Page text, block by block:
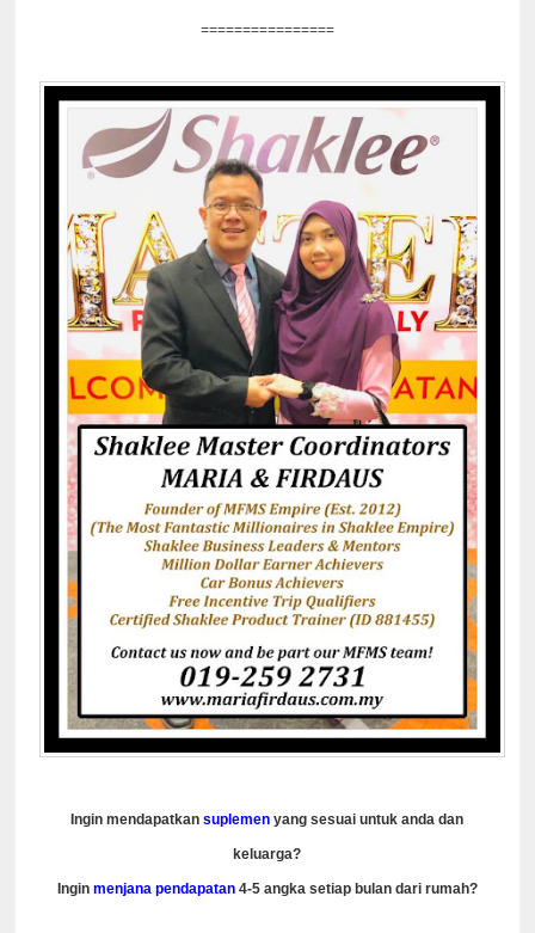
================
Ingin mendapatkan suplemen yang sesuai untuk anda dan
keluarga?
Ingin menjana pendapatan4-5 angka setiap bulan dari rumah?